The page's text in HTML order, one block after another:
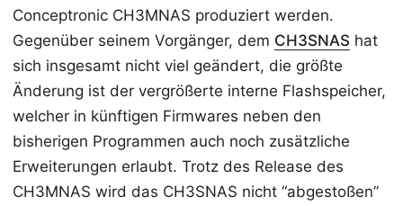
Conceptronic CH3MNAS produziert werden.
Gegenüber seinem Vorgänger, dem CH3SNAS hat
sich insgesamt nicht viel geändert, die größte
Änderung ist der vergrößerte interne Flashspeicher,
welcher in künftigen Firmwares neben den
bisherigen Programmen auch noch zusätzliche
Erweiterungen erlaubt. Trotz des Release des
CH3MNAS wird das CH3SNAS nicht “abgestoßen”